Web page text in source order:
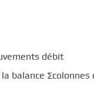
débit
balance ∑colonnes